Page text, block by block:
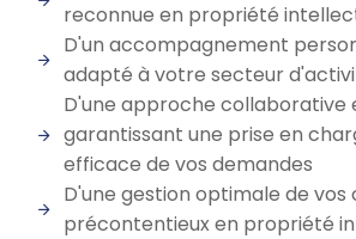
reconnue en propriété
D'un accompagnement
adapté à votre secteur
D'une approche collaborative
garantissant une prise en
efficace de vos demandes
D'une gestion optimale de
précontentieux en propriété